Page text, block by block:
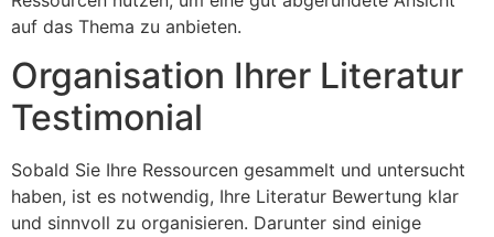
auf das Thema zu anbieten.
Organisation Ihrer Literatur
Testimonial
Sobald Sie Ihre Ressourcen gesammelt und untersucht
haben, ist es notwendig, Ihre Literatur Bewertung klar
und sinnvoll zu organisieren. Darunter sind einige